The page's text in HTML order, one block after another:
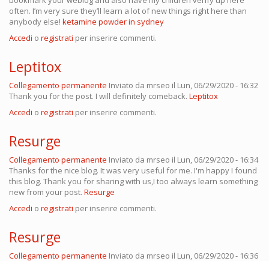
often. I’m very sure they’ll learn a lot of new things right here than
anybody else! ketamine powder in sydney
Accedi o registrati per inserire commenti.
Leptitox
Collegamento permanente Inviato da mrseo il Lun, 06/29/2020 - 16:32
Thank you for the post. I will definitely comeback. Leptitox
Accedi o registrati per inserire commenti.
Resurge
Collegamento permanente Inviato da mrseo il Lun, 06/29/2020 - 16:34
Thanks for the nice blog. It was very useful for me. I'm happy I found
this blog. Thank you for sharing with us,I too always learn something
new from your post. Resurge
Accedi o registrati per inserire commenti.
Resurge
Collegamento permanente Inviato da mrseo il Lun, 06/29/2020 - 16:36